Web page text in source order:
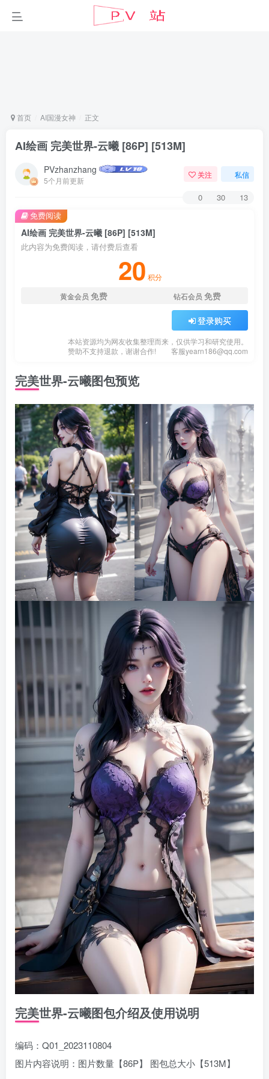
首页 AI国漫女神 正文
AI绘画 完美世界-云曦 [86P] [513M]
PVzhanzhang
5个月前更新
关注 私信
0 30 13
AI绘画 完美世界-云曦 [86P] [513M]
此内容为免费阅读，请付费后查看
20 积分
黄金会员 免费 钻石会员 免费
登录购买
本站资源均为网友收集整理而来，仅供学习和研究使用。
赞助不支持退款，谢谢合作!
客服yearn186@qq.com
免费阅读
完美世界-云曦图包预览
完美世界-云曦图包介绍及使用说明
编码：Q01_2023110804
图片内容说明：图片数量【86P】 图包总大小【513M】